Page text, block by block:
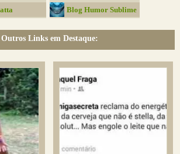
Blog Humor Sublime
Links em Destaque: